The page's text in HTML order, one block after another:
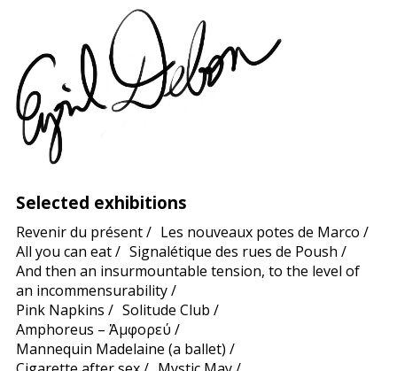
Selected exhibitions
Revenir du présent/ Les nouveaux potes de Marco /
All you can eat/ Signalétique des rues de Poush /
And then an insurmountable tension, to the level of
an incommensurability/
Pink Napkins / Solitude Club /
Amphoreus – Ἀμφορεύ /
Mannequin Madelaine (a ballet) /